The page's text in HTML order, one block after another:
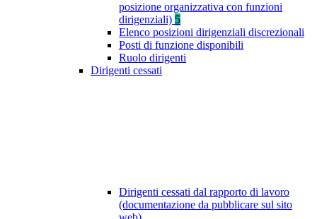
posizione organizzativa con funzioni
dirigenziali) 5
Elenco posizioni dirigenziali discrezionali
Posti di funzione disponibili
Ruolo dirigenti
Dirigenti cessati
Dirigenti cessati dal rapporto di lavoro
(documentazione da pubblicare sul sito